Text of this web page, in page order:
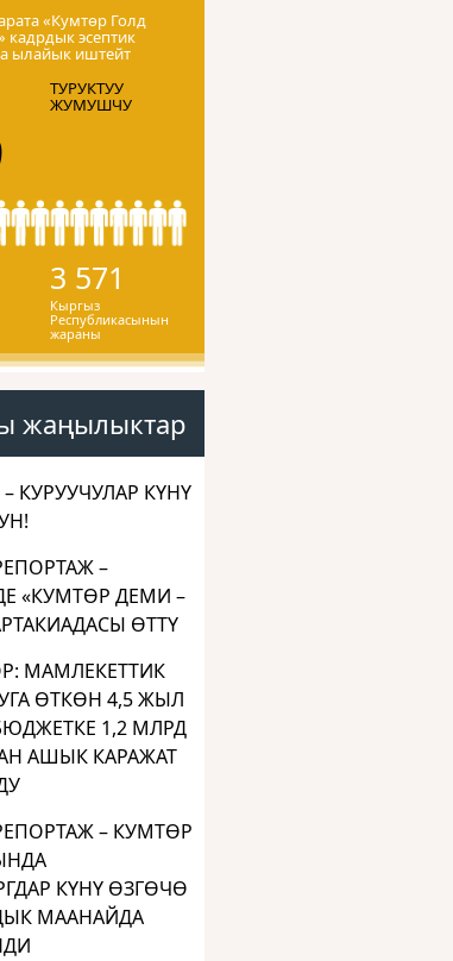
«Кумтɵр Голд
кадрдык эсептик
ылайык иштейт
ТУРУКТУУ
ЖУМУШЧУ
3 571
Кыргыз
Республикасынын
жараны
жаңылыктар
КУРУУЧУЛАР КҮНҮ
–
«КУМТӨР ДЕМИ –
ӨТТҮ
МАМЛЕКЕТТИК
ӨТКӨН 4,5 ЖЫЛ
1,2 МЛРД
АШЫК КАРАЖАТ
– КУМТӨР
КҮНҮ ӨЗГӨЧӨ
МААНАЙДА